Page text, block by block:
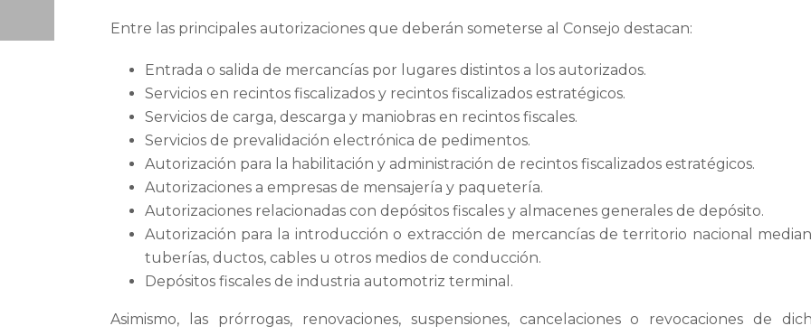
Entre las principales autorizaciones que deberán someterse al Consejo destacan:
Entrada o salida de mercancías por lugares distintos a los autorizados.
Servicios en recintos fiscalizados y recintos fiscalizados estratégicos.
Servicios de carga, descarga y maniobras en recintos fiscales.
Servicios de prevalidación electrónica de pedimentos.
Autorización para la habilitación y administración de recintos fiscalizados estratégicos.
Autorizaciones a empresas de mensajería y paquetería.
Autorizaciones relacionadas con depósitos fiscales y almacenes generales de depósito.
Autorización para la introducción o extracción de mercancías de territorio nacional
tuberías, ductos, cables u otros medios de conducción.
Depósitos fiscales de industria automotriz terminal.
Asimismo, las prórrogas, renovaciones, suspensiones, cancelaciones o revocaciones de